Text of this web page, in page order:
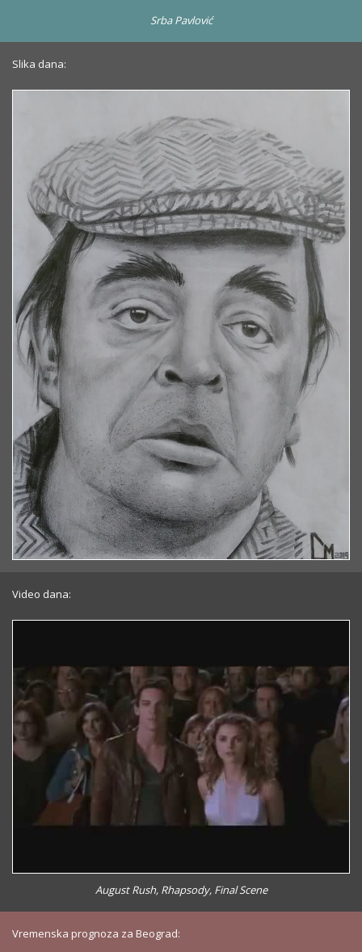
Srba Pavlović
Slika dana:
Video dana:
August Rush, Rhapsody, Final Scene
Vremenska prognoza za Beograd: